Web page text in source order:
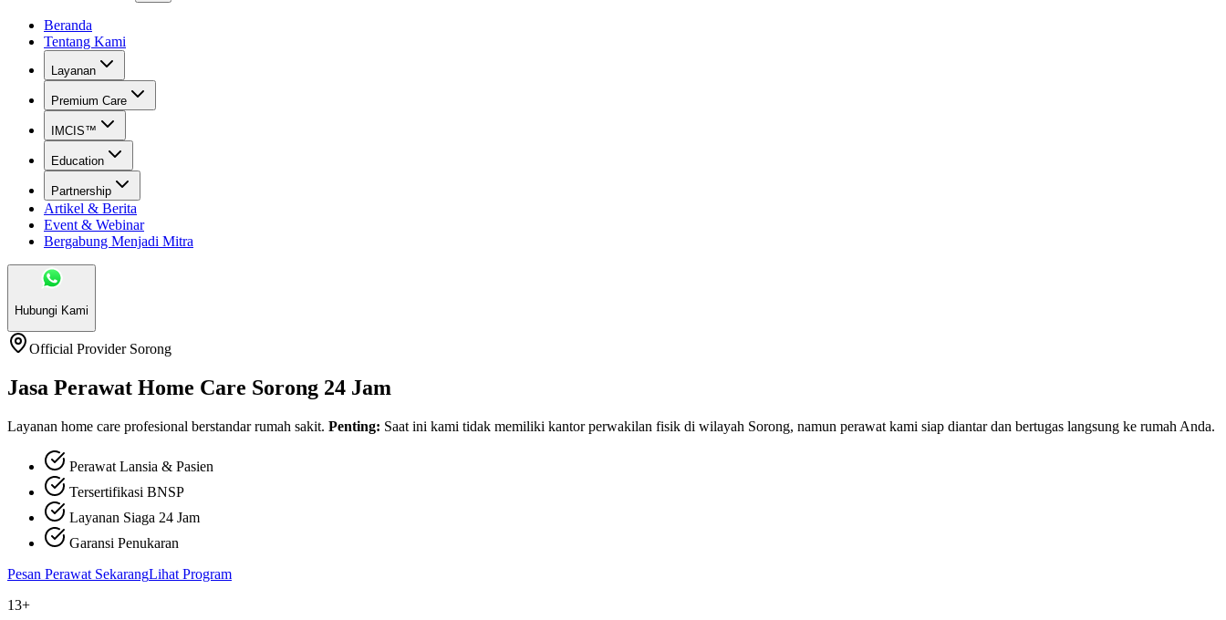
Beranda
Tentang Kami
Layanan
Premium Care
IMCIS™
Education
Partnership
Artikel & Berita
Event & Webinar
Bergabung Menjadi Mitra
Hubungi Kami
Official Provider Sorong
Jasa Perawat Home Care Sorong 24 Jam
Layanan home care profesional berstandar rumah sakit. Penting: Saat ini kami tidak memiliki kantor perwakilan fisik di wilayah Sorong, namun perawat kami siap diantar dan bertugas langsung ke rumah Anda.
Perawat Lansia & Pasien
Tersertifikasi BNSP
Layanan Siaga 24 Jam
Garansi Penukaran
Pesan Perawat SekarangLihat Program
13+